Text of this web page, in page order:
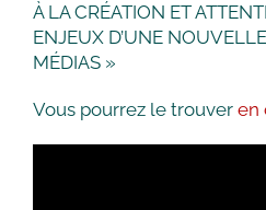
À LA CRÉATION ET
ENJEUX D’UNE
MÉDIAS »
Vous pourrez le trouver en